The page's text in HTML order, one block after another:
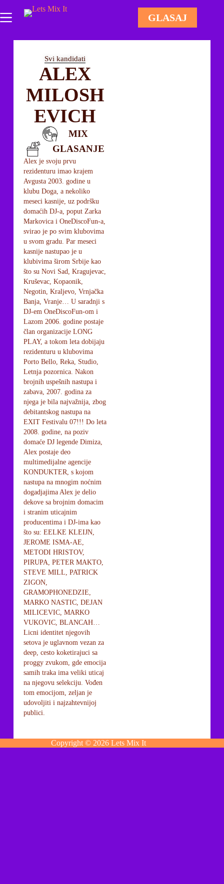
GLASAJ
Svi kandidati
ALEX
MILOSH
EVICH
MIX
GLASANJE
Alex je svoju prvu
rezidenturu imao krajem
Avgusta 2003. godine u
klubu Doga, a nekoliko
meseci kasnije, uz podršku
domaćih DJ-a, poput Zarka
Markovica i OneDiscoFun-a,
svirao je po svim klubovima
u svom gradu. Par meseci
kasnije nastupao je u
klubivima širom Srbije kao
što su Novi Sad, Kragujevac,
Kruševac, Kopaonik,
Negotin, Kraljevo, Vrnjačka
Banja, Vranje… U saradnji s
DJ-em OneDiscoFun-om i
Lazom 2006. godine postaje
član organizacije LONG
PLAY, a tokom leta dobijaju
rezidenturu u klubovima
Porto Bello, Reka, Studio,
Letnja pozornica. Nakon
brojnih uspešnih nastupa i
zabava, 2007. godina za
njega je bila najvažnija, zbog
debitantskog nastupa na
EXIT Festivalu 07!!! Do leta
2008. godine, na poziv
domaće DJ legende Dimiza,
Alex postaje deo
multimedijalne agencije
KONDUKTER, s kojom
nastupa na mnogim noćnim
dogadjajima Alex je delio
dekove sa brojnim domacim
i stranim uticajnim
producentima i DJ-ima kao
što su: EELKE KLEIJN,
JEROME ISMA-AE,
METODI HRISTOV,
PIRUPA, PETER MAKTO,
STEVE MILL, PATRICK
ZIGON,
GRAMOPHONEDZIE,
MARKO NASTIC, DEJAN
MILICEVIC, MARKO
VUKOVIC, BLANCAH…
Licni identitet njegovih
setova je uglavnom vezan za
deep, cesto koketirajuci sa
proggy zvukom, gde emocija
samih traka ima veliki uticaj
na njegovu selekciju. Vođen
tom emocijom, zeljan je
udovoljiti i najzahtevnijoj
publici.
Copyright © 2026 Lets Mix It